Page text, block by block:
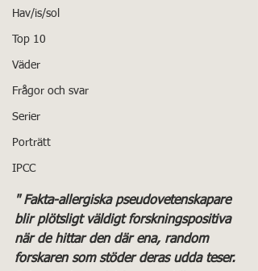
Hav/is/sol
Top 10
Väder
Frågor och svar
Serier
Porträtt
IPCC
" Fakta-allergiska pseudovetenskapare
blir plötsligt väldigt forskningspositiva
när de hittar den där ena, random
forskaren som stöder deras udda teser.